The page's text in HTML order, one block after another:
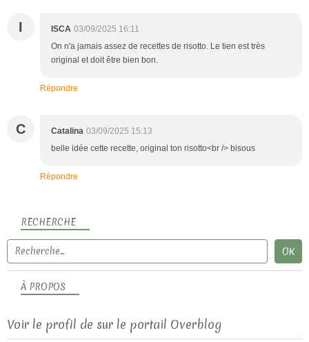
I ISCA 03/09/2025 16:11
On n'a jamais assez de recettes de risotto. Le tien est très
original et doit être bien bon.
Répondre
C Catalina 03/09/2025 15:13
belle idée cette recette, original ton risotto<br /> bisous
Répondre
RECHERCHE
À PROPOS
Voir le profil de sur le portail Overblog